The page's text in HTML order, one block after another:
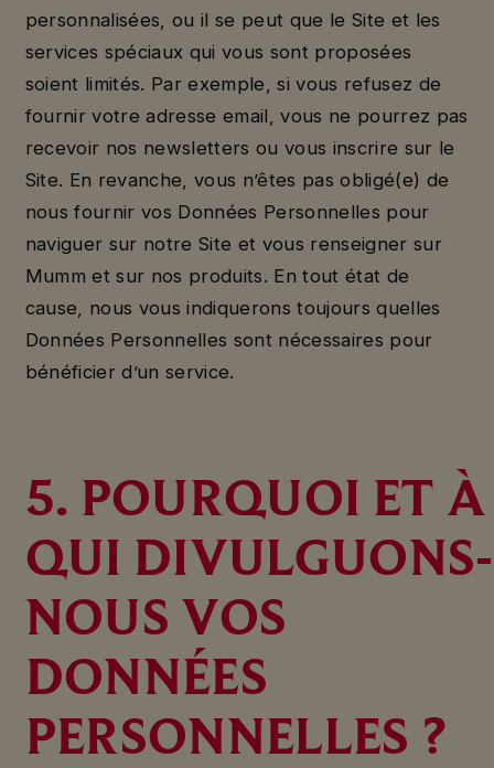
personnalisées, ou il se peut que le Site et les
services spéciaux qui vous sont proposées
soient limités. Par exemple, si vous refusez de
fournir votre adresse email, vous ne pourrez pas
recevoir nos newsletters ou vous inscrire sur le
Site. En revanche, vous n’êtes pas obligé(e) de
nous fournir vos Données Personnelles pour
naviguer sur notre Site et vous renseigner sur
Mumm et sur nos produits. En tout état de
cause, nous vous indiquerons toujours quelles
Données Personnelles sont nécessaires pour
bénéficier d’un service.
5. POURQUOI ET À
QUI DIVULGUONS-
NOUS VOS
DONNÉES
PERSONNELLES ?